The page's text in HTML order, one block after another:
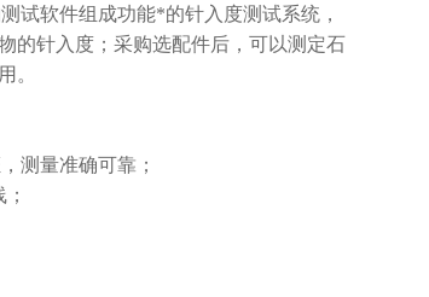
试软件组成功能*的针入度测试系统，
的针入度；采购选配件后，可以测定石
。
测量准确可靠；